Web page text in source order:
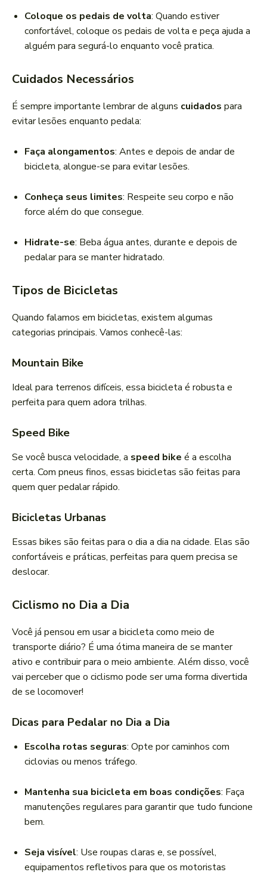
Coloque os pedais de volta: Quando estiver
confortável, coloque os pedais de volta e peça ajuda a
alguém para segurá-lo enquanto você pratica.
Cuidados Necessários
É sempre importante lembrar de alguns cuidados para
evitar lesões enquanto pedala:
Faça alongamentos: Antes e depois de andar de
bicicleta, alongue-se para evitar lesões.
Conheça seus limites: Respeite seu corpo e não
force além do que consegue.
Hidrate-se: Beba água antes, durante e depois de
pedalar para se manter hidratado.
Tipos de Bicicletas
Quando falamos em bicicletas, existem algumas
categorias principais. Vamos conhecê-las:
Mountain Bike
Ideal para terrenos difíceis, essa bicicleta é robusta e
perfeita para quem adora trilhas.
Speed Bike
Se você busca velocidade, a speed bike é a escolha
certa. Com pneus finos, essas bicicletas são feitas para
quem quer pedalar rápido.
Bicicletas Urbanas
Essas bikes são feitas para o dia a dia na cidade. Elas são
confortáveis e práticas, perfeitas para quem precisa se
deslocar.
Ciclismo no Dia a Dia
Você já pensou em usar a bicicleta como meio de
transporte diário? É uma ótima maneira de se manter
ativo e contribuir para o meio ambiente. Além disso, você
vai perceber que o ciclismo pode ser uma forma divertida
de se locomover!
Dicas para Pedalar no Dia a Dia
Escolha rotas seguras: Opte por caminhos com
ciclovias ou menos tráfego.
Mantenha sua bicicleta em boas condições: Faça
manutenções regulares para garantir que tudo funcione
bem.
Seja visível: Use roupas claras e, se possível,
equipamentos refletivos para que os motoristas